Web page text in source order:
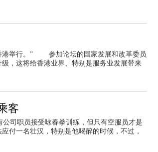
港举行。” 参加论坛的国家发展和改革委员
，这将给香港业界、特别是服务业发展带来
客
司职员接受咏春拳训练，但只有空服员才是
一名壮汉，特别是他喝醉的时候，不过，